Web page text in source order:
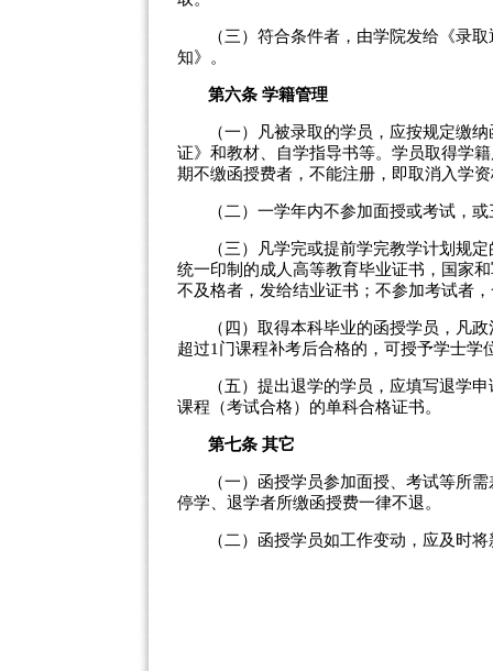
（三）符合条件者，由学院发给《录
知》。
第六条 学籍管理
（一）凡被录取的学员，应按规定缴
证》和教材、自学指导书等。学员取得学
期不缴函授费者，不能注册，即取消入学
（二）一学年内不参加面授或考试，
（三）凡学完或提前学完教学计划规
统一印制的成人高等教育毕业证书，国家
不及格者，发给结业证书；不参加考试者
（四）取得本科毕业的函授学员，凡
超过1 门课程补考后合格的，可授予学士学
（五）提出退学的学员，应填写退学
课程（考试合格）的单科合格证书。
第七条 其它
（一）函授学员参加面授、考试等所
停学、退学者所缴函授费一律不退。
（二）函授学员如工作变动，应及时